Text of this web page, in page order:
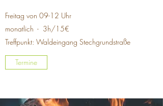
Freitag von 09-12 Uhr
monatlich - 3h/15€
Treffpunkt: Waldeingang Stechgrundstraße
Termine